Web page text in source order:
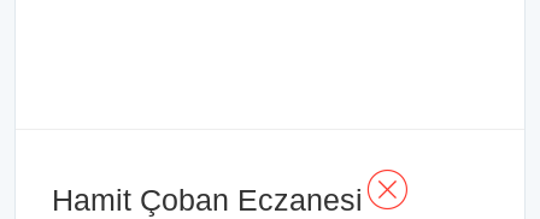
Hamit Çoban Eczanesi